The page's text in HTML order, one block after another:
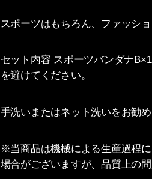
スポーツはもちろん、ファッシ
セット内容 スポーツバンダナ
を避けてください。
手洗いまたはネット洗いをお勧め
※当商品は機械による生産過程
場合がございますが、品質上の